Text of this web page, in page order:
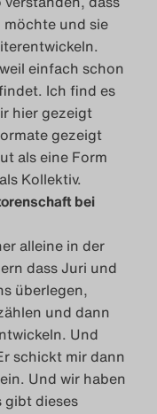
und sie
einfach schon
Ich find es
hier gezeigt
gezeigt
als eine Form
Kollektiv.
bei
alleine in der
dass Juri und
überlegen,
und dann
Und
schickt mir dann
Und wir haben
gibt dieses